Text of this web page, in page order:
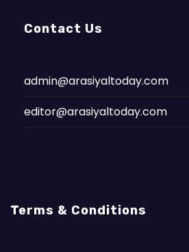
Contact Us
admin@arasiyaltoday.com
editor@arasiyaltoday.com
Terms & Conditions